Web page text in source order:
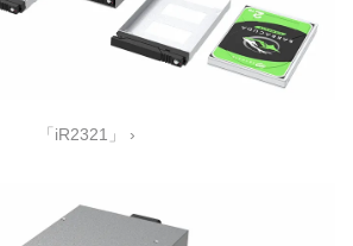
「iR2321」 ›